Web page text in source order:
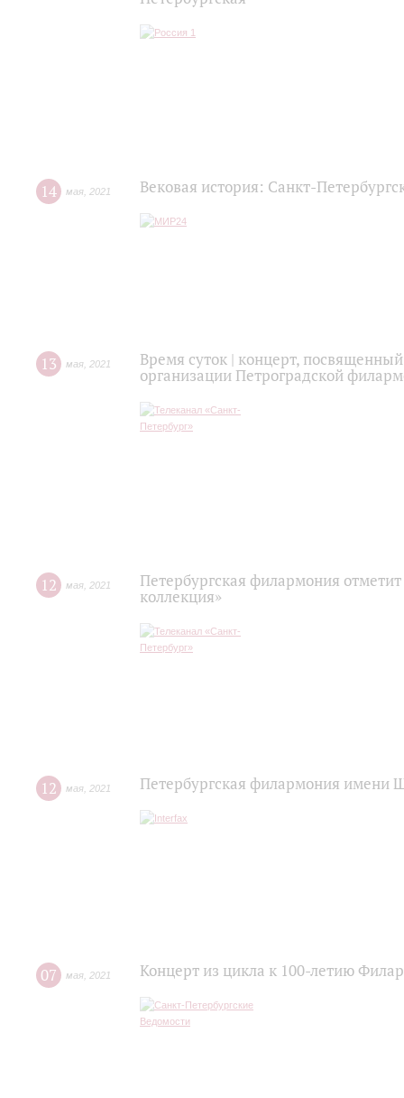
14 мая 2021 Вековая история: Санкт-
13 мая 2021
Время суток | концерт,
организации Петроградской
12 мая 2021
Петербургская филармония
коллекция»
12 мая 2021 Петербургская филармония имени
07 мая 2021 Концерт из цикла к 100-летию